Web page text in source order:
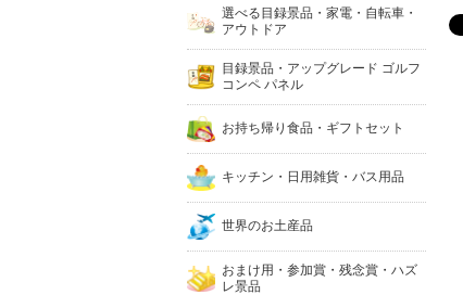
選べる目録景品・家電・自転車・
アウトドア
目録景品・アップグレード ゴルフ
コンペ パネル
お持ち帰り食品・ギフトセット
キッチン・日用雑貨・バス用品
世界のお土産品
おまけ用・参加賞・残念賞・ハズ
レ景品